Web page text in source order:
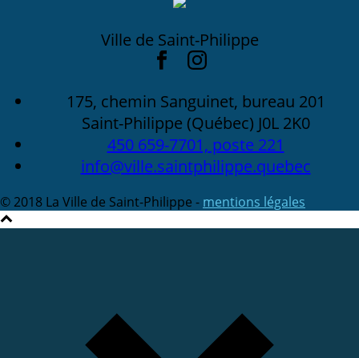
Ville de Saint-Philippe
175, chemin Sanguinet, bureau 201
Saint-Philippe (Québec) J0L 2K0
450 659-7701, poste 221
info@ville.saintphilippe.quebec
© 2018 La Ville de Saint-Philippe - mentions légales